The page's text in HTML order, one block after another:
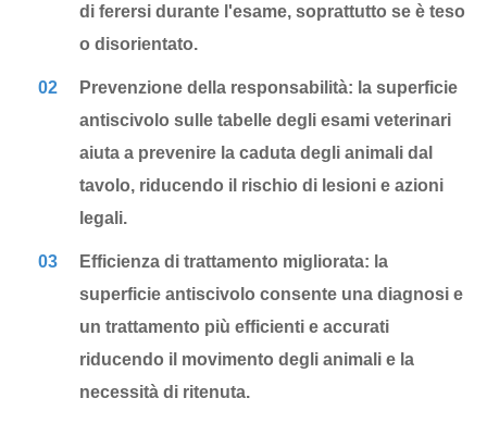
di ferersi durante l'esame, soprattutto se è teso
o disorientato.
02
Prevenzione della responsabilità: la superficie
antiscivolo sulle tabelle degli esami veterinari
aiuta a prevenire la caduta degli animali dal
tavolo, riducendo il rischio di lesioni e azioni
legali.
03
Efficienza di trattamento migliorata: la
superficie antiscivolo consente una diagnosi e
un trattamento più efficienti e accurati
riducendo il movimento degli animali e la
necessità di ritenuta.